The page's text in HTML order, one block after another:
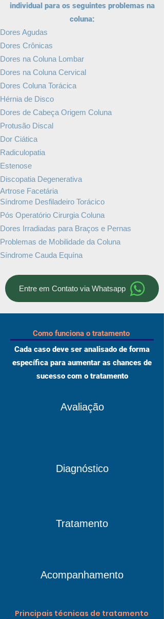
individual para os seguintes problemas na
coluna:
Dores Agudas
Dores Crônicas
Dores na Coluna Lombar
Dores na Coluna Cervical
Dores Coluna Torácica
Hérnia de Disco
Dores de Cabeça Origem Coluna
Protusão Discal
Dor Ciática
Radiculopatia
Estenose
Discopatia Degenerativa
Artrose Facetária
Síndrome Desfiladeiro Torácico
Pós Operatório Cirurgia Coluna
Dores Irradiadas para Braços e Pernas
Problemas de Mobilidade da Coluna
Síndrome Cauda Equína
Entre em Contato via Whatsapp
Como funciona o tratamento
Cada caso deve ser analisado de forma
específica para aumentar as chances de
sucesso com o tratamento
Principais técnicas de tratamento
Avaliação
Diagnóstico
Tratamento
Acompanhamento